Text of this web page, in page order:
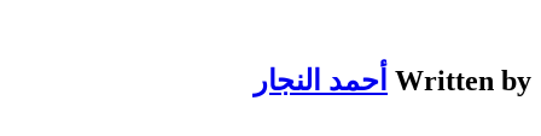
Written by أحمد النجار